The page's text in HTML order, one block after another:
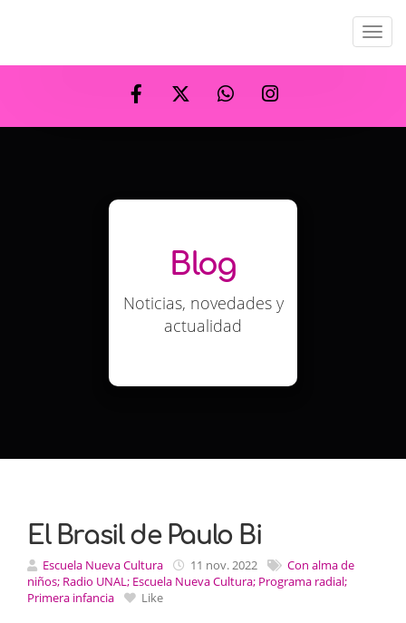
Menu
Blog
Noticias, novedades y
actualidad
El Brasil de Paulo Bi
Escuela Nueva Cultura 11 nov. 2022
Con alma de
niños; Radio UNAL; Escuela Nueva Cultura; Programa radial;
Primera infancia
Like